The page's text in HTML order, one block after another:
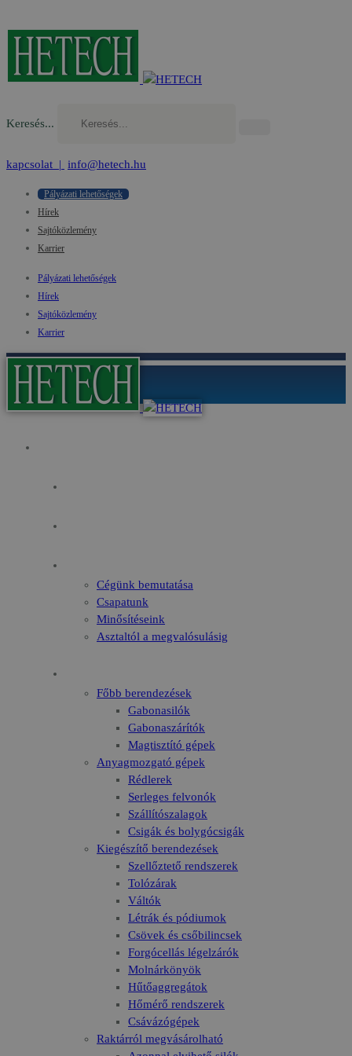
Keresés...
kapcsolat | info@hetech.hu
Pályázati lehetőségek
Hírek
Sajtóközlemény
Karrier
Pályázati lehetőségek
Hírek
Sajtóközlemény
Karrier
Cégünk bemutatása
Csapatunk
Minősítéseink
Asztaltól a megvalósulásig
Főbb berendezések
Gabonasilók
Gabonaszárítók
Magtisztító gépek
Anyagmozgató gépek
Rédlerek
Serleges felvonók
Szállítószalagok
Csigák és bolygócsigák
Kiegészítő berendezések
Szellőztető rendszerek
Tolózárak
Váltók
Létrák és pódiumok
Csövek és csőbilincsek
Forgócellás légelzárók
Molnárkönyök
Hűtőaggregátok
Hőmérő rendszerek
Csávázógépek
Raktárról megvásárolható